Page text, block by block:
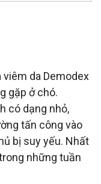
viêm da Demodex
gặp ở chó.
có dạng nhỏ,
tấn công vào
bị suy yếu. Nhất
những tuần